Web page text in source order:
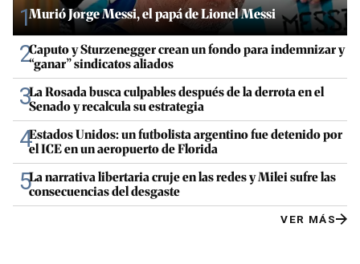
1Murió Jorge Messi, el papá de Lionel Messi
2Caputo y Sturzenegger crean un fondo para indemnizar y
“ganar” sindicatos aliados
3La Rosada busca culpables después de la derrota en el
Senado y recalcula su estrategia
4Estados Unidos: un futbolista argentino fue detenido por
el ICE en un aeropuerto de Florida
5La narrativa libertaria cruje en las redes y Milei sufre las
consecuencias del desgaste
VER MÁS